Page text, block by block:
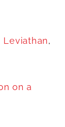
Leviathan,
on a